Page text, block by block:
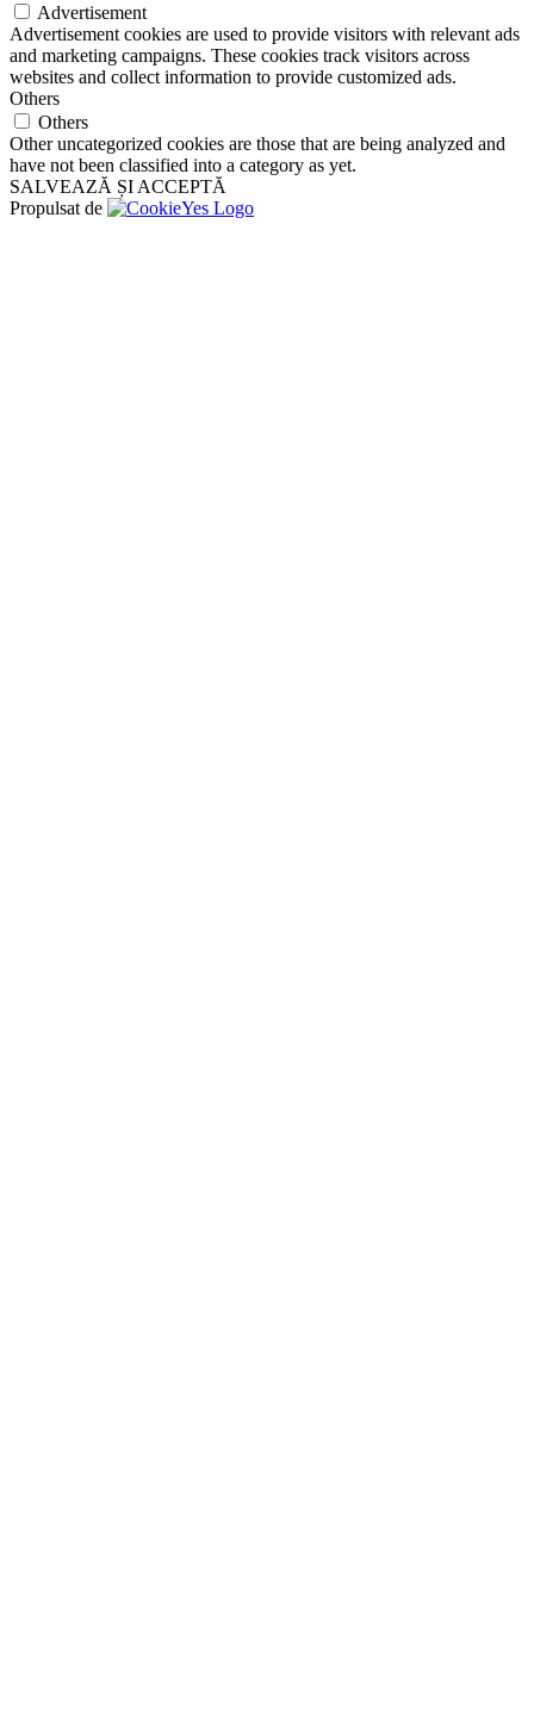
Advertisement
Advertisement cookies are used to provide visitors with relevant ads
and marketing campaigns. These cookies track visitors across
websites and collect information to provide customized ads.
Others
Others
Other uncategorized cookies are those that are being analyzed and
have not been classified into a category as yet.
SALVEAZĂ ȘI ACCEPTĂ
Propulsat de